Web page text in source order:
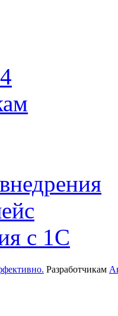
с 1С
Разработчикам